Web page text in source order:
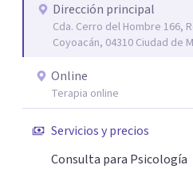
Dirección principal
Cda. Cerro del Hombre 166,
Coyoacán, 04310 Ciudad de
Online
Terapia online
Servicios y precios
Consulta para Psicología